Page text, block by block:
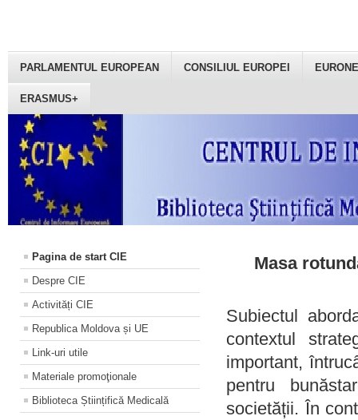
PARLAMENTUL EUROPEAN CONSILIUL EUROPEI
ERASMUS+
Pagina de start CIE
Despre CIE
Activități CIE
Republica Moldova și UE
Link-uri utile
Materiale promoţionale
Biblioteca Științifică Medicală
Masa
Subiectul
contextul
important,
pentru
societății. În